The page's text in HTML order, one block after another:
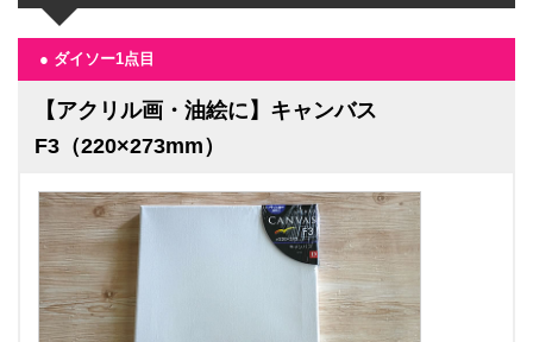
● ダイソー1点目
【アクリル画・油絵に】キャンバス
F3（220×273mm）